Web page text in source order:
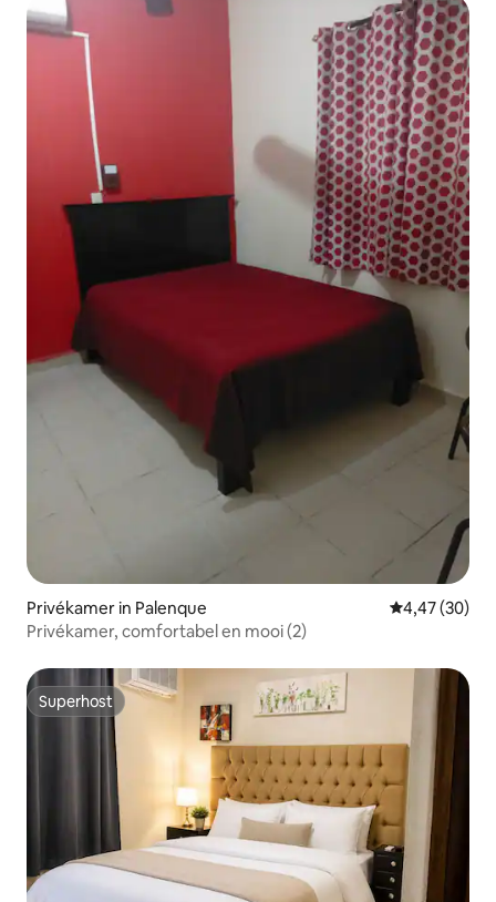
Privékamer in Palenque Gemiddelde
4,47 (30)
Privékamer, comfortabel en mooi (2)
Superhost
Superhost